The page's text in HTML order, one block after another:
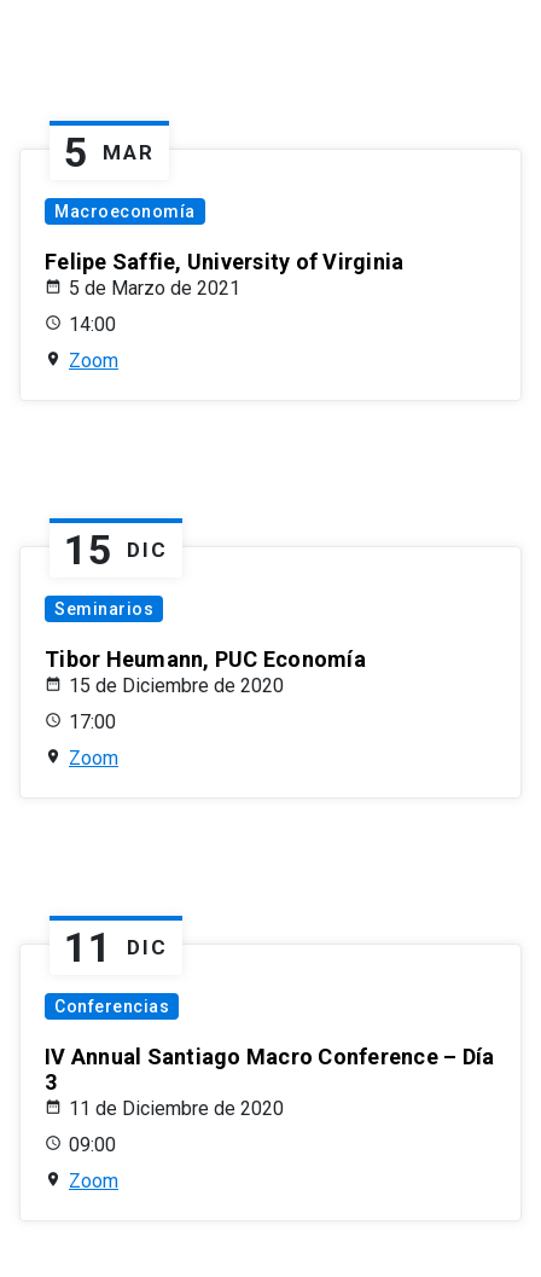
5 MAR
Macroeconomía
Felipe Saffie, University of Virginia
5 de Marzo de 2021
14:00
Zoom
15 DIC
Seminarios
Tibor Heumann, PUC Economía
15 de Diciembre de 2020
17:00
Zoom
11 DIC
Conferencias
IV Annual Santiago Macro Conference – Día
3
11 de Diciembre de 2020
09:00
Zoom